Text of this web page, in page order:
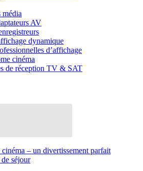
média
AV
dynamique
d’affichage
cinéma
de réception TV & SAT
– un divertissement parfait
séjour